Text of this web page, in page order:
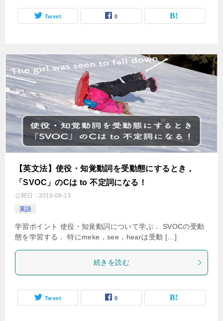
Tweet 0
【英文法】使役・知覚動詞を受動態にするとき，
「SVOC」のCは to 不定詞になる！
公開日： 2019-08-13
英語
学習ポイント 使役・知覚動詞について学ぶ． SVOCの受動
態を学習する． 特にmeke，see，hearは受動 […]
続きを読む
Tweet 0